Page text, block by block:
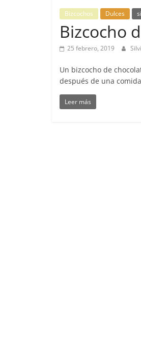
Bizcochos Dulces
Bizcocho
25 febrero, 2019
Un bizcocho de
después de una
Leer más